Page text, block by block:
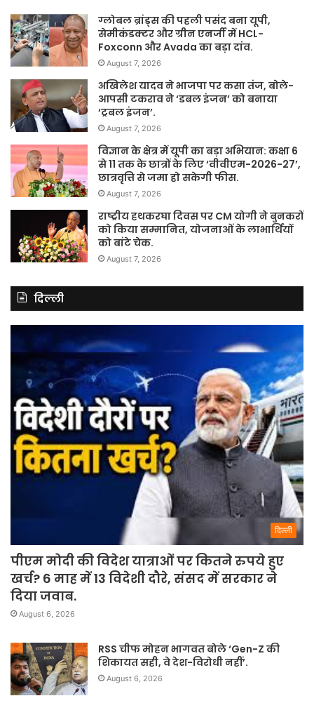
ग्लोबल ब्रांड्स की पहली पसंद बना यूपी,
सेमीकंडक्टर और ग्रीन एनर्जी में HCL-
Foxconn और Avada का बड़ा दांव.
August 7, 2026
अखिलेश यादव ने भाजपा पर कसा तंज, बोले-
आपसी टकराव ने ‘डबल इंजन’ को बनाया
‘ट्रबल इंजन’.
August 7, 2026
विज्ञान के क्षेत्र में यूपी का बड़ा अभियान: कक्षा 6
से 11 तक के छात्रों के लिए ‘वीवीएम-2026-27’,
छात्रवृत्ति से जमा हो सकेगी फीस.
August 7, 2026
राष्ट्रीय हथकरघा दिवस पर CM योगी ने बुनकरों
को किया सम्मानित, योजनाओं के लाभार्थियों
को बांटे चेक.
August 7, 2026
दिल्ली
दिल्ली
पीएम मोदी की विदेश यात्राओं पर कितने रुपये हुए
खर्च? 6 माह में 13 विदेशी दौरे, संसद में सरकार ने
दिया जवाब.
August 6, 2026
RSS चीफ मोहन भागवत बोले ‘Gen-Z की
शिकायत सही, वे देश-विरोधी नहीं’.
August 6, 2026